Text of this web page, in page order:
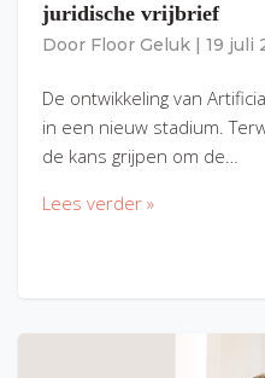
juridische vrijbrief
Door Floor Geluk 19 juli
De ontwikkeling van
in een nieuw stadium.
de kans grijpen om de…
Lees verder »